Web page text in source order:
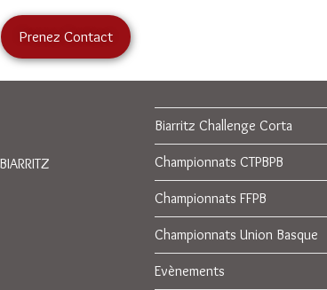
Prenez Contact
Biarritz Challenge Corta
Championnats CTPBPB
Championnats FFPB
Championnats Union Basque
Evènements